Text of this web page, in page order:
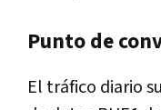
Punto de
El tráfico diario